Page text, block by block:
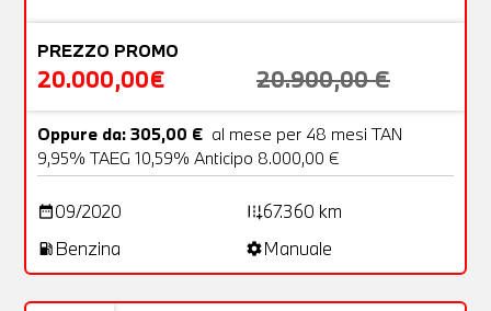
PREZZO PROMO
20.000,00€ 20.900,00 €
Oppure da: 305,00 € al mese per 48 mesi TAN
9,95% TAEG 10,59% Anticipo 8.000,00 €
date_range09/2020 add_road67.360 km
local_gas_station Benzina settingsManuale